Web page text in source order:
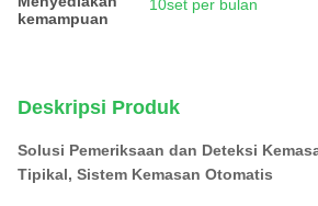
kemampuan
10set per bulan
Deskripsi Produk
Solusi Pemeriksaan dan Deteksi
Tipikal, Sistem Kemasan Otomatis